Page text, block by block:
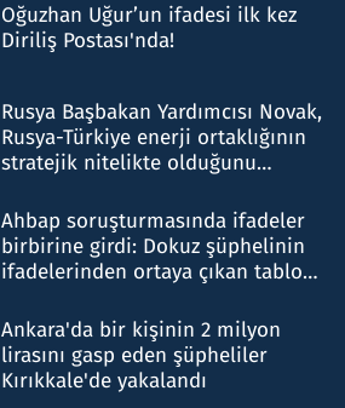
Oğuzhan Uğur’un ifadesi ilk kez
Diriliş Postası'nda!
Rusya Başbakan Yardımcısı Novak,
Rusya-Türkiye enerji ortaklığının
stratejik nitelikte olduğunu
Ahbap soruşturmasında ifadeler
birbirine girdi: Dokuz şüphelinin
ifadelerinden ortaya çıkan tablo
Ankara'da bir kişinin 2 milyon
lirasını gasp eden şüpheliler
Kırıkkale'de yakalandı